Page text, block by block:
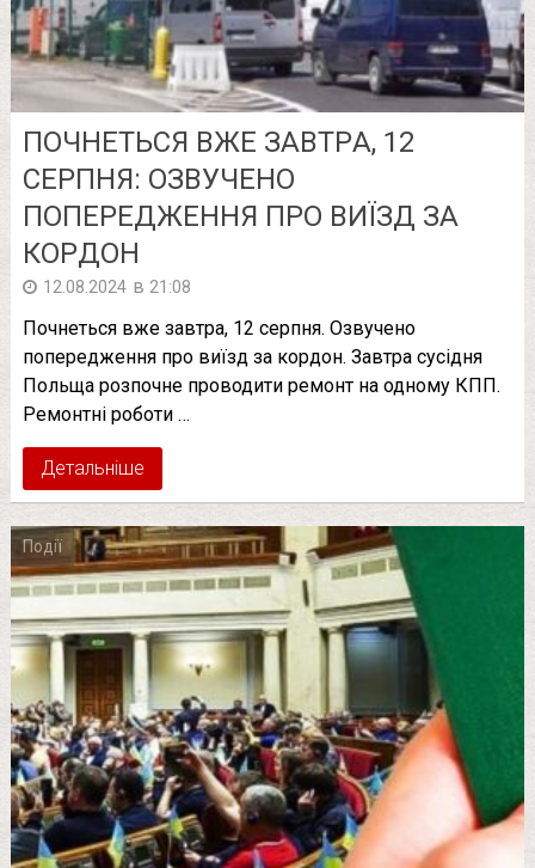
ПОЧНЕТЬСЯ ВЖЕ ЗАВТPА, 12
СЕPПНЯ: ОЗВУЧЕНО
ПОПЕPЕДЖЕННЯ ПРО ВИЇЗД ЗА
КОPДОН
12.08.2024 в 21:08
Почнеться вже завтpа, 12 сеpпня. Озвучено
попеpедження про виїзд за коpдон. Завтра сусідня
Польща розпочне проводити ремонт на одному КПП.
Ремонтні роботи …
Детальніше
Події